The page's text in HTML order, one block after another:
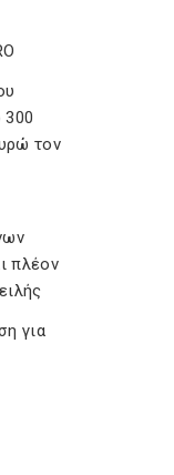
300
τον
πλέον
για